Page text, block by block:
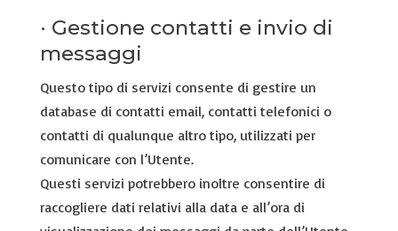
· Gestione contatti e invio di
messaggi
Questo tipo di servizi consente di gestire un
database di contatti email, contatti telefonici o
contatti di qualunque altro tipo, utilizzati per
comunicare con l’Utente.
Questi servizi potrebbero inoltre consentire di
raccogliere dati relativi alla data e all’ora di